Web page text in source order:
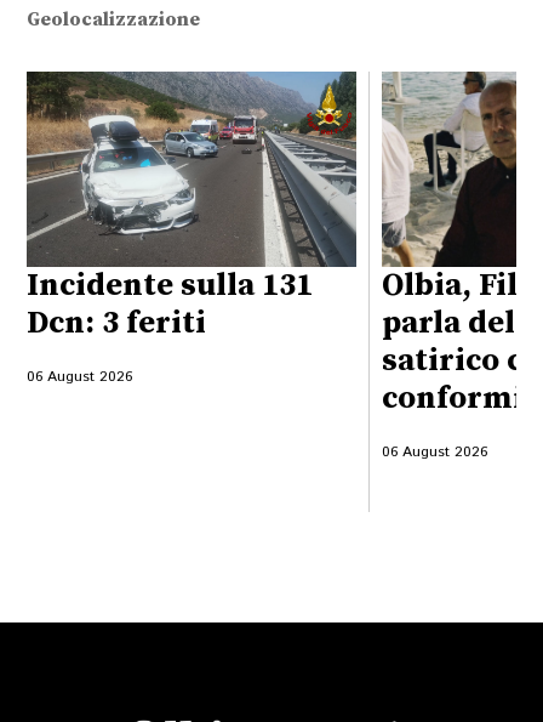
Geolocalizzazione
Incidente sulla 131
Dcn: 3 feriti
06 August 2026
Olbia,
parla del
satirico
06 August 2026